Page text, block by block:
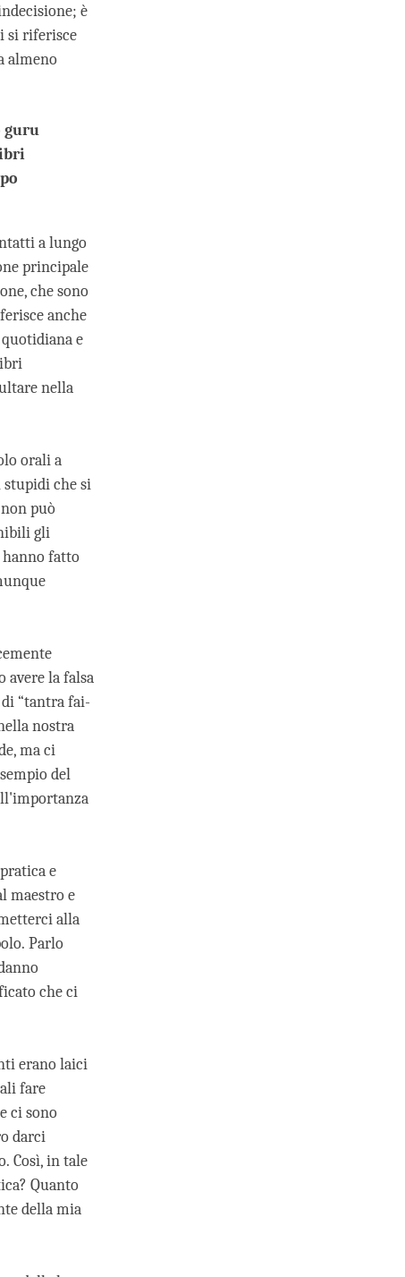
è
si riferisce
almeno
guru
a lungo
principale
che sono
anche
e
nella
orali a
stupidi che si
può
gli
hanno fatto
avere la falsa
“tantra fai-
nostra
ma ci
del
e
maestro e
alla
Parlo
che ci
erano laici
fare
ci sono
darci
Così, in tale
Quanto
della mia